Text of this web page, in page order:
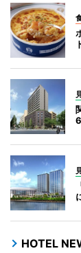
HOTEL